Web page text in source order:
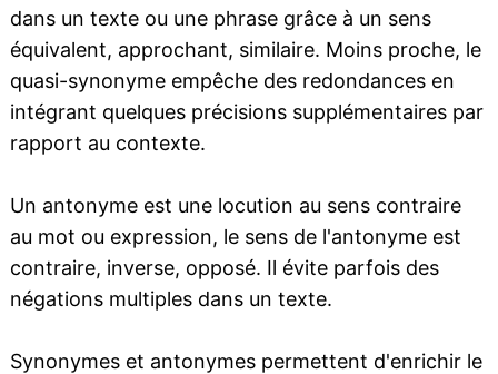
dans un texte ou une phrase grâce à un sens
équivalent, approchant, similaire. Moins proche, le
quasi-synonyme empêche des redondances en
intégrant quelques précisions supplémentaires par
rapport au contexte.
Un antonyme est une locution au sens contraire
au mot ou expression, le sens de l'antonyme est
contraire, inverse, opposé. Il évite parfois des
négations multiples dans un texte.
Synonymes et antonymes permettent d'enrichir le